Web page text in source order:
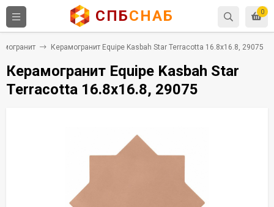
0
СПБСНАБ
Керамогранит Equipe Kasbah Star Terracotta 16.8x16.8, 29075
Керамогранит Equipe Kasbah Star
Terracotta 16.8x16.8, 29075